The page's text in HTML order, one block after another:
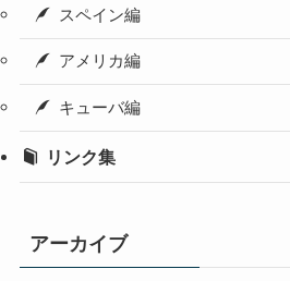
スペイン編
アメリカ編
キューバ編
リンク集
アーカイブ